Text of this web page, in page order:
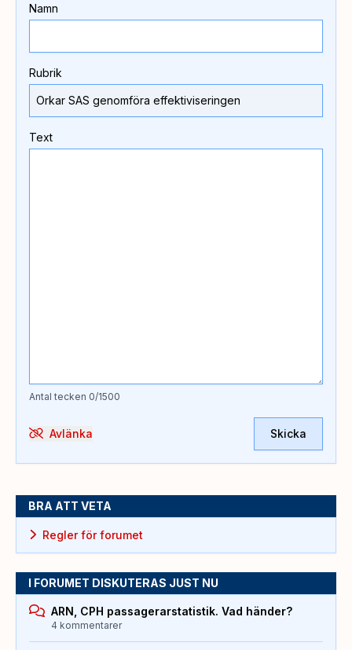
Namn
Rubrik
Text
Antal tecken 0/1500
Avlänka Skicka
BRA ATT VETA
Regler för forumet
I FORUMET DISKUTERAS JUST NU
ARN, CPH passagerarstatistik. Vad händer?
4 kommentarer